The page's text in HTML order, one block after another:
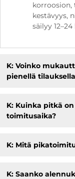
kestävyys,
säilyy
K: Voinko
pienellä
K: Kuinka pitkä
toimitusaika?
K: Mitä
K: Saanko